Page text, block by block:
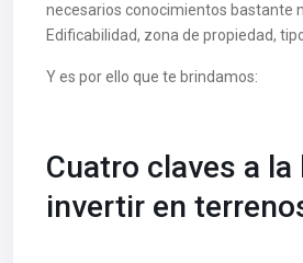
necesarios conocimientos bastante
Edificabilidad, zona de propiedad,
Y es por ello que te brindamos:
Cuatro claves a la
invertir en